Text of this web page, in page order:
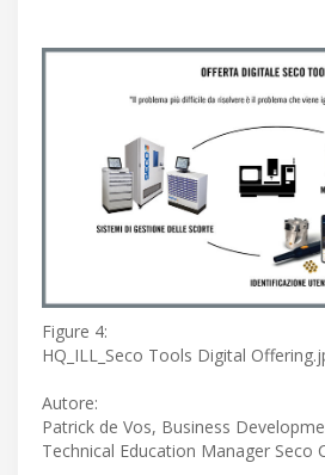
Figure 4:
HQ_ILL_Seco Tools Digital
Autore:
Patrick de Vos, Business
Technical Education Manager Seco